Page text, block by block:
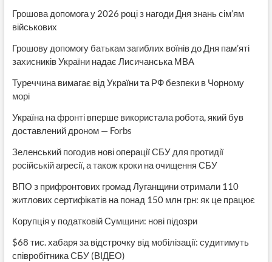
Грошова допомога у 2026 році з нагоди Дня знань сім’ям
військових
Грошову допомогу батькам загиблих воїнів до Дня пам’яті
захисників України надає Лисичанська МВА
Туреччина вимагає від України та РФ безпеки в Чорному
морі
Україна на фронті вперше використала робота, який був
доставлений дроном — Forbs
Зеленський погодив нові операції СБУ для протидії
російській агресії, а також кроки на очищення СБУ
ВПО з прифронтових громад Луганщини отримали 110
житлових сертифікатів на понад 150 млн грн: як це працює
Корупція у податковій Сумщини: нові підозри
$68 тис. хабаря за відстрочку від мобілізації: судитимуть
співробітника СБУ (ВІДЕО)